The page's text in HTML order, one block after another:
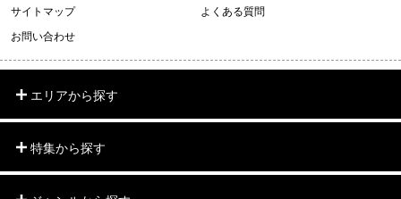
サイトマップ
よくある質問
お問い合わせ
エリアから探す
特集から探す